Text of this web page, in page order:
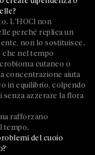
L'HOCl non
perché replica un
non lo sostituisce.
che nel tempo
cutaneo o
concentrazione aiuta
in equilibrio, colpendo
azzerare la flora
rafforzano
tempo.
del cuoio